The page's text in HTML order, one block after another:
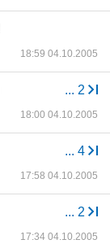
18:59 04.10.2005
... 2
18:00 04.10.2005
... 4
17:58 04.10.2005
... 2
17:34 04.10.2005